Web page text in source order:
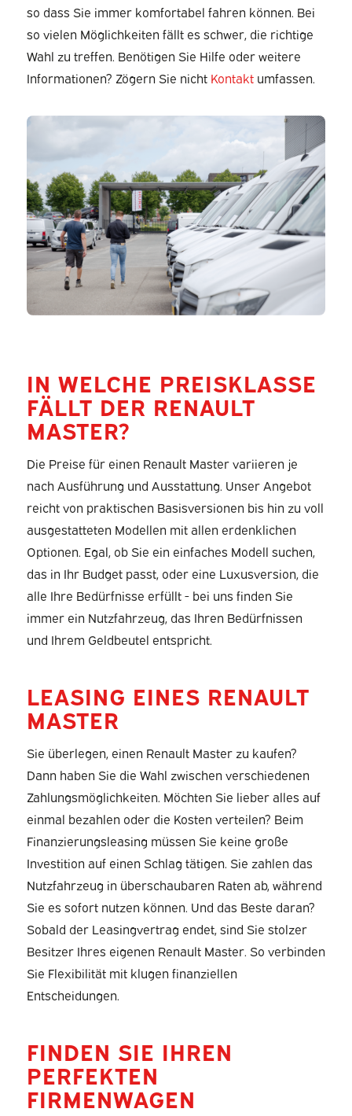
so dass Sie immer komfortabel fahren können. Bei
so vielen Möglichkeiten fällt es schwer, die richtige
Wahl zu treffen. Benötigen Sie Hilfe oder weitere
Informationen? Zögern Sie nicht Kontaktumfassen.
IN WELCHE PREISKLASSE
FÄLLT DER RENAULT
MASTER?
Die Preise für einen Renault Master variieren je
nach Ausführung und Ausstattung. Unser Angebot
reicht von praktischen Basisversionen bis hin zu voll
ausgestatteten Modellen mit allen erdenklichen
Optionen. Egal, ob Sie ein einfaches Modell suchen,
das in Ihr Budget passt, oder eine Luxusversion, die
alle Ihre Bedürfnisse erfüllt - bei uns finden Sie
immer ein Nutzfahrzeug, das Ihren Bedürfnissen
und Ihrem Geldbeutel entspricht.
LEASING EINES RENAULT
MASTER
Sie überlegen, einen Renault Master zu kaufen?
Dann haben Sie die Wahl zwischen verschiedenen
Zahlungsmöglichkeiten. Möchten Sie lieber alles auf
einmal bezahlen oder die Kosten verteilen? Beim
Finanzierungsleasing müssen Sie keine große
Investition auf einen Schlag tätigen. Sie zahlen das
Nutzfahrzeug in überschaubaren Raten ab, während
Sie es sofort nutzen können. Und das Beste daran?
Sobald der Leasingvertrag endet, sind Sie stolzer
Besitzer Ihres eigenen Renault Master. So verbinden
Sie Flexibilität mit klugen finanziellen
Entscheidungen.
FINDEN SIE IHREN
PERFEKTEN
FIRMENWAGEN